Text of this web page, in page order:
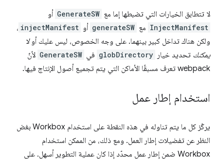
لا تتطابق الخيارات التي تضبطها إما مع GenerateSW أو
InjectManifest مع generateSW أو injectManifest ،
ولكن هناك تداخل كبير بينهما. على وجه الخصوص، ليس عليك أولا
يمكنك تحديد خيار globDirectory في GenerateSW لأنّ
webpack تعرف مسبقًا الأماكن التي يتم تجميع أصول الإنتاج فيها.
استخدام إطار عمل
يركّز كل ما يتم تناوله في هذه النقطة على استخدام Workbox بغض
النظر عن تفضيلات إطار العمل. ومع ذلك، من الممكن استخدام
Workbox ضمن إطار عمل محدّد إذا كان عملية التطوير أسهل. على